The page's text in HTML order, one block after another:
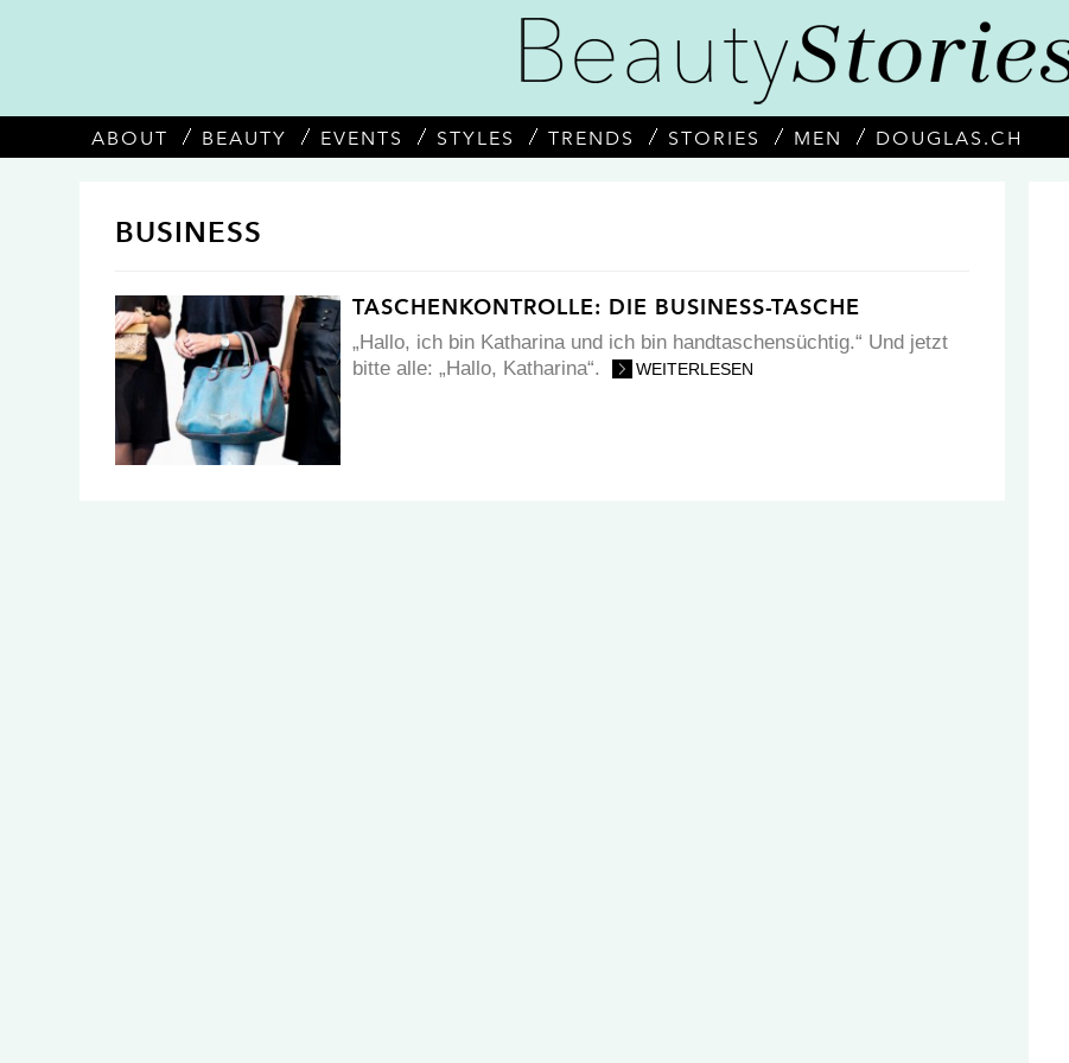
ABOUT BEAUTY EVENTS STYLES TRENDS STORIES MEN DOUGLAS.CH
BUSINESS
TASCHENKONTROLLE: DIE BUSINESS-TASCHE
„Hallo, ich bin Katharina und ich bin handtaschensüchtig.“ Und jetzt
bitte alle: „Hallo, Katharina“.
WEITERLESEN